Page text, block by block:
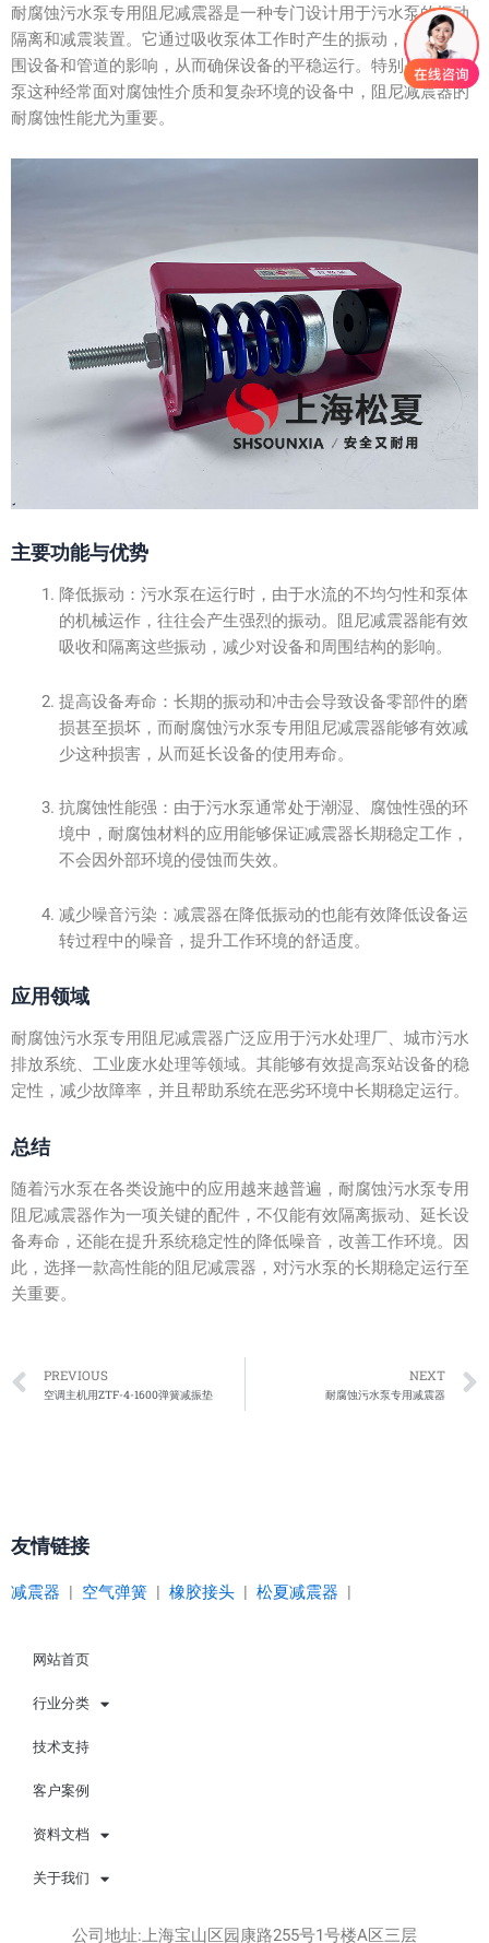
耐腐蚀污水泵专用阻尼减震器是一种专门设计用于污水泵的振动
隔离和减震装置。它通过吸收泵体工作时产生的振动，减少对周
围设备和管道的影响，从而确保设备的平稳运行。特别是在污水
泵这种经常面对腐蚀性介质和复杂环境的设备中，阻尼减震器的
耐腐蚀性能尤为重要。
主要功能与优势
降低振动：污水泵在运行时，由于水流的不均匀性和泵体
的机械运作，往往会产生强烈的振动。阻尼减震器能有效
吸收和隔离这些振动，减少对设备和周围结构的影响。
提高设备寿命：长期的振动和冲击会导致设备零部件的磨
损甚至损坏，而耐腐蚀污水泵专用阻尼减震器能够有效减
少这种损害，从而延长设备的使用寿命。
抗腐蚀性能强：由于污水泵通常处于潮湿、腐蚀性强的环
境中，耐腐蚀材料的应用能够保证减震器长期稳定工作，
不会因外部环境的侵蚀而失效。
减少噪音污染：减震器在降低振动的也能有效降低设备运
转过程中的噪音，提升工作环境的舒适度。
应用领域
耐腐蚀污水泵专用阻尼减震器广泛应用于污水处理厂、城市污水
排放系统、工业废水处理等领域。其能够有效提高泵站设备的稳
定性，减少故障率，并且帮助系统在恶劣环境中长期稳定运行。
总结
随着污水泵在各类设施中的应用越来越普遍，耐腐蚀污水泵专用
阻尼减震器作为一项关键的配件，不仅能有效隔离振动、延长设
备寿命，还能在提升系统稳定性的降低噪音，改善工作环境。因
此，选择一款高性能的阻尼减震器，对污水泵的长期稳定运行至
关重要。
Prev
PREVIOUS
空调主机用ZTF-4-1600弹簧减振垫
NEXT
耐腐蚀污水泵专用减震器
友情链接
减震器 空气弹簧 橡胶接头 松夏减震器
网站首页
行业分类
技术支持
客户案例
资料文档
关于我们
公司地址:上海宝山区园康路255号1号楼A区三层